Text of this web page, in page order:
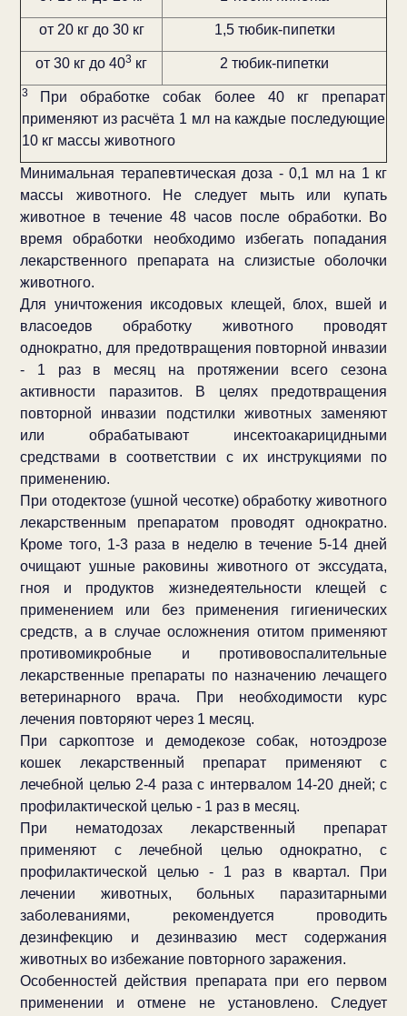
от 20 кг до 30 кг 1,5 тюбик-пипетки
от 30 кг до 403 кг 2 тюбик-пипетки
3
При обработке собак более 40 кг препарат
применяют из расчёта 1 мл на каждые последующие
10 кг массы животного
Минимальная терапевтическая доза - 0,1 мл на 1 кг
массы животного. Не следует мыть или купать
животное в течение 48 часов после обработки. Во
время обработки необходимо избегать попадания
лекарственного препарата на слизистые оболочки
животного.
Для уничтожения иксодовых клещей, блох, вшей и
власоедов обработку животного проводят
однократно, для предотвращения повторной инвазии
- 1 раз в месяц на протяжении всего сезона
активности паразитов. В целях предотвращения
повторной инвазии подстилки животных заменяют
или обрабатывают инсектоакарицидными
средствами в соответствии с их инструкциями по
применению.
При отодектозе (ушной чесотке) обработку животного
лекарственным препаратом проводят однократно.
Кроме того, 1-3 раза в неделю в течение 5-14 дней
очищают ушные раковины животного от экссудата,
гноя и продуктов жизнедеятельности клещей с
применением или без применения гигиенических
средств, а в случае осложнения отитом применяют
противомикробные и противовоспалительные
лекарственные препараты по назначению лечащего
ветеринарного врача. При необходимости курс
лечения повторяют через 1 месяц.
При саркоптозе и демодекозе собак, нотоэдрозе
кошек лекарственный препарат применяют с
лечебной целью 2-4 раза с интервалом 14-20 дней; с
профилактической целью - 1 раз в месяц.
При нематодозах лекарственный препарат
применяют с лечебной целью однократно, с
профилактической целью - 1 раз в квартал. При
лечении животных, больных паразитарными
заболеваниями, рекомендуется проводить
дезинфекцию и дезинвазию мест содержания
животных во избежание повторного заражения.
Особенностей действия препарата при его первом
применении и отмене не установлено. Следует